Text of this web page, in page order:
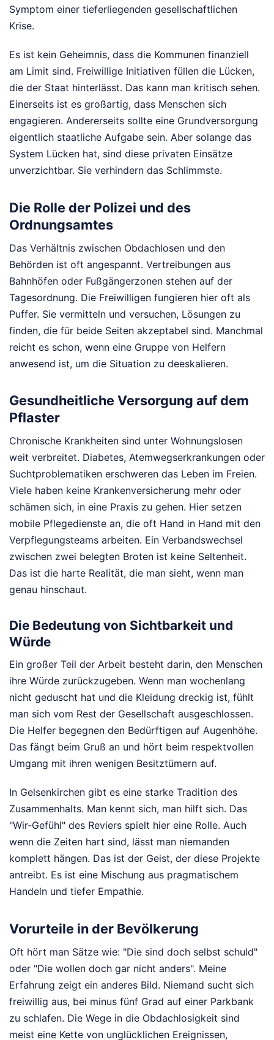
Symptom einer tieferliegenden gesellschaftlichen
Krise.
Es ist kein Geheimnis, dass die Kommunen finanziell
am Limit sind. Freiwillige Initiativen füllen die Lücken,
die der Staat hinterlässt. Das kann man kritisch sehen.
Einerseits ist es großartig, dass Menschen sich
engagieren. Andererseits sollte eine Grundversorgung
eigentlich staatliche Aufgabe sein. Aber solange das
System Lücken hat, sind diese privaten Einsätze
unverzichtbar. Sie verhindern das Schlimmste.
Die Rolle der Polizei und des
Ordnungsamtes
Das Verhältnis zwischen Obdachlosen und den
Behörden ist oft angespannt. Vertreibungen aus
Bahnhöfen oder Fußgängerzonen stehen auf der
Tagesordnung. Die Freiwilligen fungieren hier oft als
Puffer. Sie vermitteln und versuchen, Lösungen zu
finden, die für beide Seiten akzeptabel sind. Manchmal
reicht es schon, wenn eine Gruppe von Helfern
anwesend ist, um die Situation zu deeskalieren.
Gesundheitliche Versorgung auf dem
Pflaster
Chronische Krankheiten sind unter Wohnungslosen
weit verbreitet. Diabetes, Atemwegserkrankungen oder
Suchtproblematiken erschweren das Leben im Freien.
Viele haben keine Krankenversicherung mehr oder
schämen sich, in eine Praxis zu gehen. Hier setzen
mobile Pflegedienste an, die oft Hand in Hand mit den
Verpflegungsteams arbeiten. Ein Verbandswechsel
zwischen zwei belegten Broten ist keine Seltenheit.
Das ist die harte Realität, die man sieht, wenn man
genau hinschaut.
Die Bedeutung von Sichtbarkeit und
Würde
Ein großer Teil der Arbeit besteht darin, den Menschen
ihre Würde zurückzugeben. Wenn man wochenlang
nicht geduscht hat und die Kleidung dreckig ist, fühlt
man sich vom Rest der Gesellschaft ausgeschlossen.
Die Helfer begegnen den Bedürftigen auf Augenhöhe.
Das fängt beim Gruß an und hört beim respektvollen
Umgang mit ihren wenigen Besitztümern auf.
In Gelsenkirchen gibt es eine starke Tradition des
Zusammenhalts. Man kennt sich, man hilft sich. Das
"Wir-Gefühl" des Reviers spielt hier eine Rolle. Auch
wenn die Zeiten hart sind, lässt man niemanden
komplett hängen. Das ist der Geist, der diese Projekte
antreibt. Es ist eine Mischung aus pragmatischem
Handeln und tiefer Empathie.
Vorurteile in der Bevölkerung
Oft hört man Sätze wie: "Die sind doch selbst schuld"
oder "Die wollen doch gar nicht anders". Meine
Erfahrung zeigt ein anderes Bild. Niemand sucht sich
freiwillig aus, bei minus fünf Grad auf einer Parkbank
zu schlafen. Die Wege in die Obdachlosigkeit sind
meist eine Kette von unglücklichen Ereignissen,